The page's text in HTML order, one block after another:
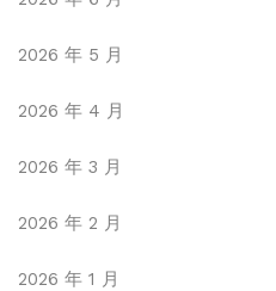
2026 年 5 月
2026 年 4 月
2026 年 3 月
2026 年 2 月
2026 年 1 月